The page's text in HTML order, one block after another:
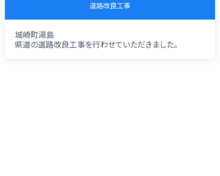
道路改良工事
城崎町湯島
県道の道路改良工事を行わせていただきました。